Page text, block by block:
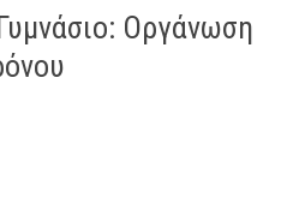
Οργάνωση